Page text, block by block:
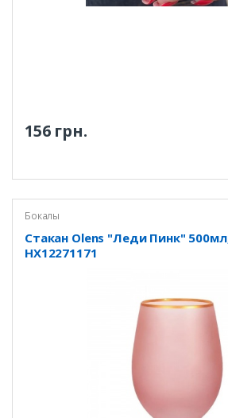
156 грн.
Бокалы
Стакан Olens "Леди Пинк"
HX12271171